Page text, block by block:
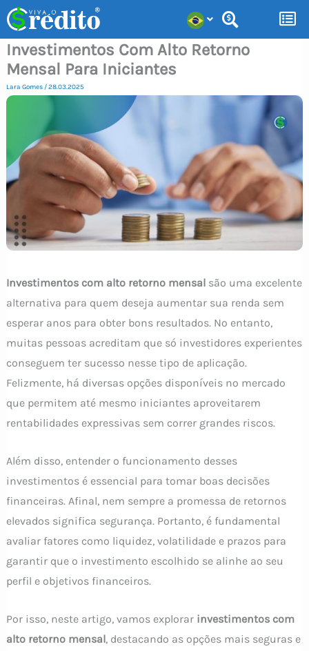
para
conteúdo
Investimentos Com Alto Retorno
Mensal Para Iniciantes
Lara Gomes /28.03.2025
Investimentos com alto retorno mensalsão uma excelente
alternativa para quem deseja aumentar sua renda sem
esperar anos para obter bons resultados. No entanto,
muitas pessoas acreditam que só investidores experientes
conseguem ter sucesso nesse tipo de aplicação.
Felizmente, há diversas opções disponíveis no mercado
que permitem até mesmo iniciantes aproveitarem
rentabilidades expressivas sem correr grandes riscos.
Além disso, entender o funcionamento desses
investimentos é essencial para tomar boas decisões
financeiras. Afinal, nem sempre a promessa de retornos
elevados significa segurança. Portanto, é fundamental
avaliar fatores como liquidez, volatilidade e prazos para
garantir que o investimento escolhido se alinhe ao seu
perfil e objetivos financeiros.
Por isso, neste artigo, vamos explorar investimentos com
alto retorno mensal, destacando as opções mais seguras e